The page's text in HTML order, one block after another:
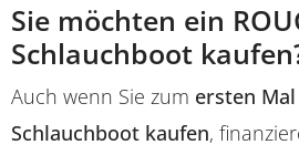
Sie möchten ein
Schlauchboot
Auch wenn Sie zum ersten
Schlauchboot kaufen,